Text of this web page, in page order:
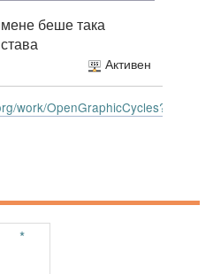
беше така
Активен
work/OpenGraphicCycles?